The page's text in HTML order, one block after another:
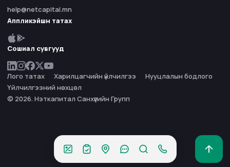
help@netcapital.mn
Аппликэйшн татах
Сошиал сувгууд
Лого татах Харилцагчийн үйлчилгээ
Нууцлалын бодлого
Үйлчилгээний нөхцөл
© 2026. Нэткапитал Санхүүгийн Групп